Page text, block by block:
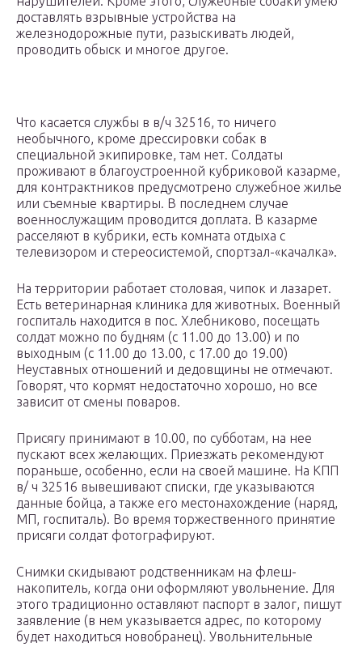
доставлять взрывные устройства на
железнодорожные пути, разыскивать людей,
проводить обыск и многое другое.
Что касается службы в в/ч 32516, то ничего
необычного, кроме дрессировки собак в
специальной экипировке, там нет. Солдаты
проживают в благоустроенной кубриковой казарме,
для контрактников предусмотрено служебное жилье
или съемные квартиры. В последнем случае
военнослужащим проводится доплата. В казарме
расселяют в кубрики, есть комната отдыха с
телевизором и стереосистемой, спортзал-«качалка».
На территории работает столовая, чипок и лазарет.
Есть ветеринарная клиника для животных. Военный
госпиталь находится в пос. Хлебниково, посещать
солдат можно по будням (с 11.00 до 13.00) и по
выходным (с 11.00 до 13.00, с 17.00 до 19.00)
Неуставных отношений и дедовщины не отмечают.
Говорят, что кормят недостаточно хорошо, но все
зависит от смены поваров.
Присягу принимают в 10.00, по субботам, на нее
пускают всех желающих. Приезжать рекомендуют
пораньше, особенно, если на своей машине. На КПП
в/ ч 32516 вывешивают списки, где указываются
данные бойца, а также его местонахождение (наряд,
МП, госпиталь). Во время торжественного принятие
присяги солдат фотографируют.
Снимки скидывают родственникам на флеш-
накопитель, когда они оформляют увольнение. Для
этого традиционно оставляют паспорт в залог, пишут
заявление (в нем указывается адрес, по которому
будет находиться новобранец). Увольнительные